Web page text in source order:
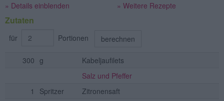
» Details einblenden » Weitere Rezepte
Zutaten
für Portionen berechnen
300 g
Kabeljaufilets
Salz und Pfeffer
1
Spritzer
Zitronensaft